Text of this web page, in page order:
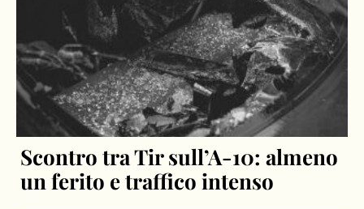
Scontro tra Tir sull’A-10: almeno
un ferito e traffico intenso